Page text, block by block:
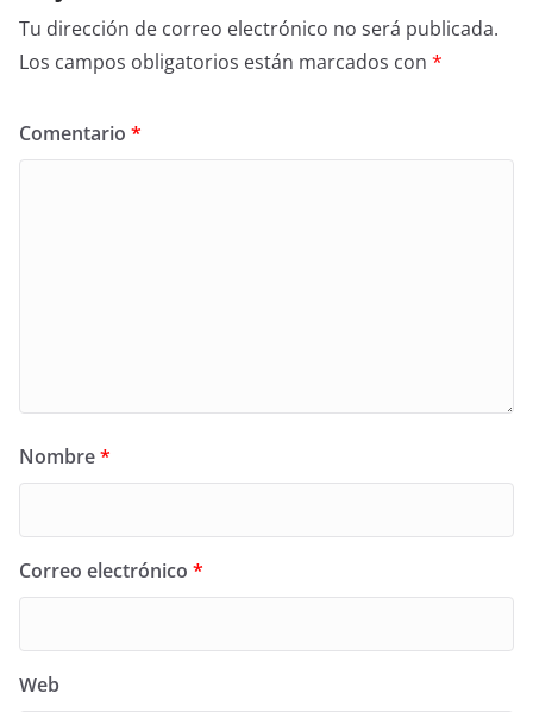
Tu dirección de correo electrónico no será publicada.
Los campos obligatorios están marcados con *
Comentario *
Nombre*
Correo electrónico *
Web